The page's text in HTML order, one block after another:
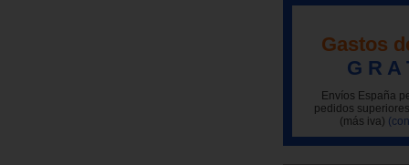
Gastos
G R A
Envíos España
pedidos
(más iva)